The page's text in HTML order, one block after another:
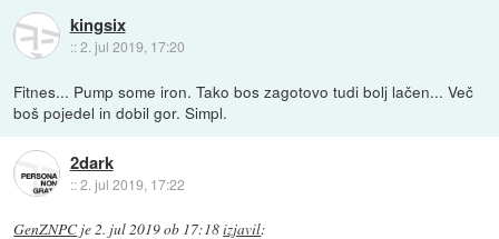
kingsix
::2. jul 2019, 17:20
Fitnes... Pump some iron. Tako bos zagotovo tudi bolj lačen... Več
boš pojedel in dobil gor. Simpl.
2dark
::2. jul 2019, 17:22
GenZNPCje2. jul 2019 ob 17:18izjavil: